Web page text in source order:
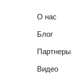
О нас
Блог
Партнеры
Видео